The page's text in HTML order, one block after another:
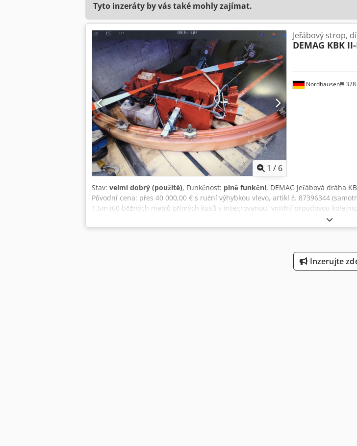
Tyto inzeráty by vás také mohly zajímat.
1 / 6
Nordhausen 378
Jeřábový strop,
DEMAG KBK
Stav: velmi dobrý (použité), Funkčnost: plně funkční, DEMAG jeřábová dráha
Původní cena: přes 40 000,00 € s ruční výhybkou vlevo, artikl č. 87396344
1,5m (60 běžných metrů přímých kusů s integrovanou, vnitřní proudovou
všechny potřebné díly jako pojezdové vozíky, závěsy, svorky apod. jsou součástí
kg, 2 rychlosti (patří k soustavě, ale není podmínkou), ve velmi dobrém stavu
Inzerujte